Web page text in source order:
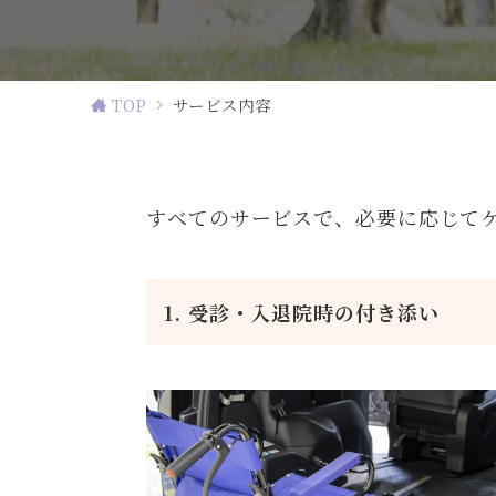
TOP サービス内容
すべてのサービスで、必要に応じて
1. 受診・入退院時の付き添い